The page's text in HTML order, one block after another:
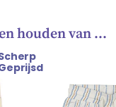
houden van …
was:
€ 23.99.
is:
€